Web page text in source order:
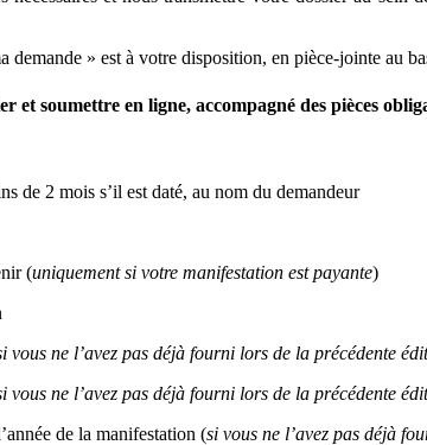
» est à votre disposition, en pièce-jointe au
et soumettre en ligne, accompagné des pièces
de 2 mois s’il est daté, au nom du demandeur
(uniquement si votre manifestation est payante)
vous ne l’avez pas déjà fourni lors de la précédente
vous ne l’avez pas déjà fourni lors de la précédente
de la manifestation (si vous ne l’avez pas déjà